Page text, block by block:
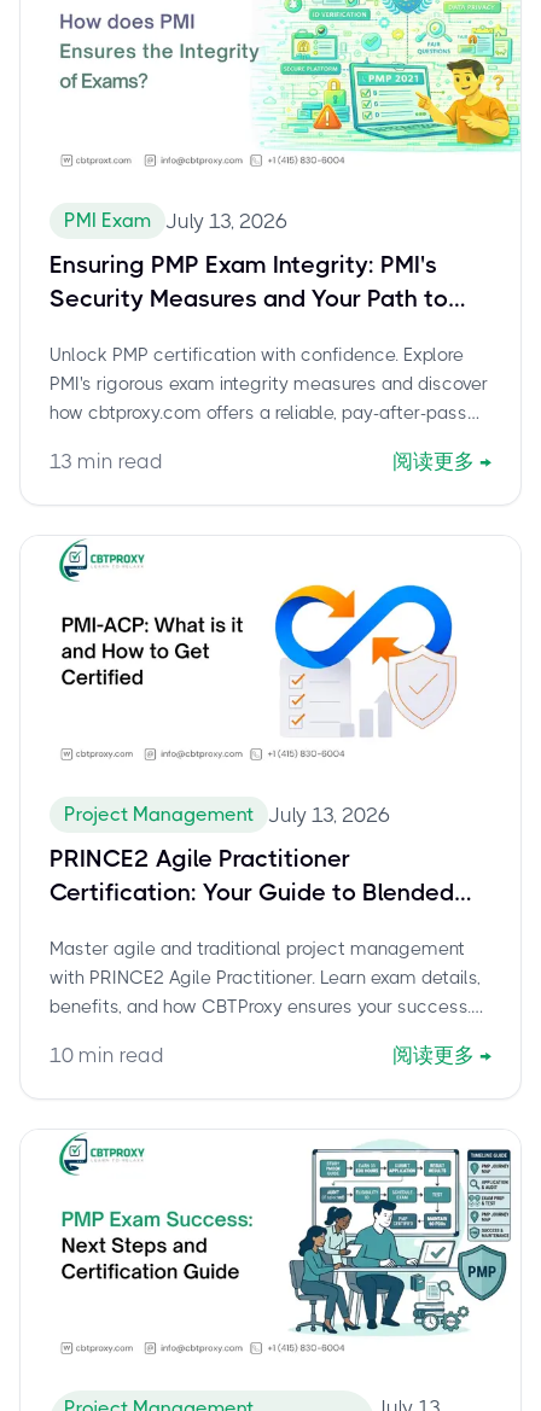
PMI Exam July 13, 2026
Ensuring PMP Exam Integrity: PMI's
Security Measures and Your Path to
Unlock PMP certification with confidence. Explore
PMI's rigorous exam integrity measures and discover
how cbtproxy.com offers a reliable, pay-after-pass
13 min read 阅读更多 →
Project Management July 13, 2026
PRINCE2 Agile Practitioner
Certification: Your Guide to Blended
CBTProxy
Master agile and traditional project management
with PRINCE2 Agile Practitioner. Learn exam details,
benefits, and how CBTProxy ensures your success.
10 min read 阅读更多 →